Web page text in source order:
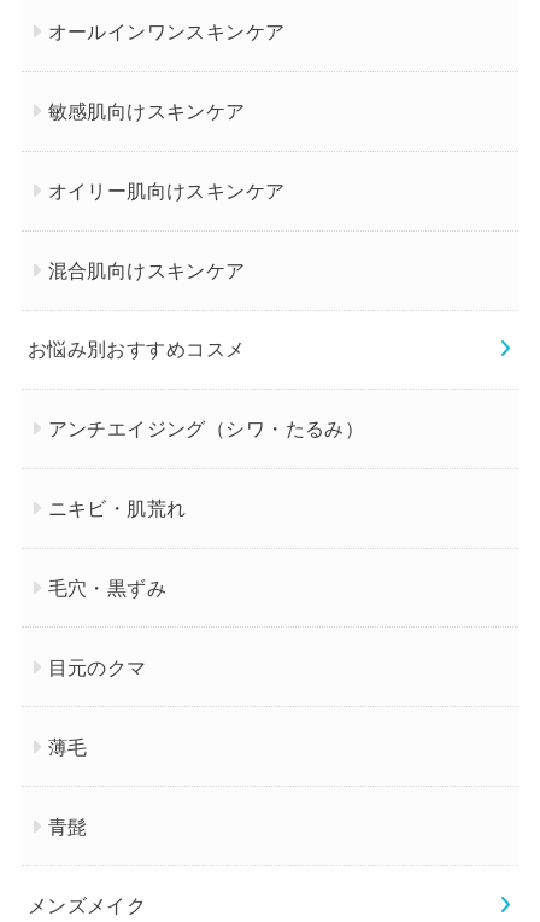
オールインワンスキンケア
敏感肌向けスキンケア
オイリー肌向けスキンケア
混合肌向けスキンケア
お悩み別おすすめコスメ
アンチエイジング（シワ・たるみ）
ニキビ・肌荒れ
毛穴・黒ずみ
目元のクマ
薄毛
青髭
メンズメイク